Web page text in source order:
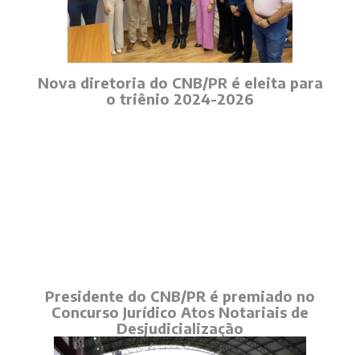
Nova diretoria do CNB/PR é eleita para
o triênio 2024-2026
Presidente do CNB/PR é premiado no
Concurso Jurídico Atos Notariais de
Desjudicialização